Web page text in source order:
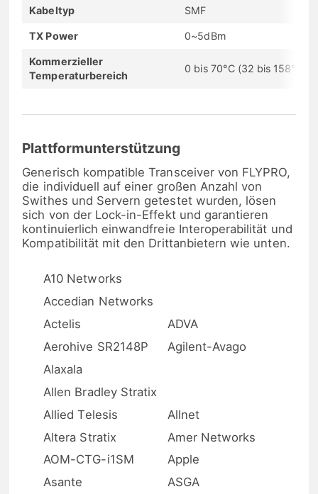
Kabeltyp SMF
TX Power 0~5dBm
Kommerzieller
Temperaturbereich
0 bis 70°C (32 bis 158°F)
Plattformunterstützung
Generisch kompatible Transceiver von FLYPRO,
die individuell auf einer großen Anzahl von
Swithes und Servern getestet wurden, lösen
sich von der Lock-in-Effekt und garantieren
kontinuierlich einwandfreie Interoperabilität und
Kompatibilität mit den Drittanbietern wie unten.
A10 Networks
Accedian Networks
Actelis
ADVA
Aerohive SR2148P
Agilent-Avago
Alaxala
Allen Bradley Stratix
Allied Telesis
Allnet
Altera Stratix
Amer Networks
AOM-CTG-i1SM
Apple
Asante
ASGA